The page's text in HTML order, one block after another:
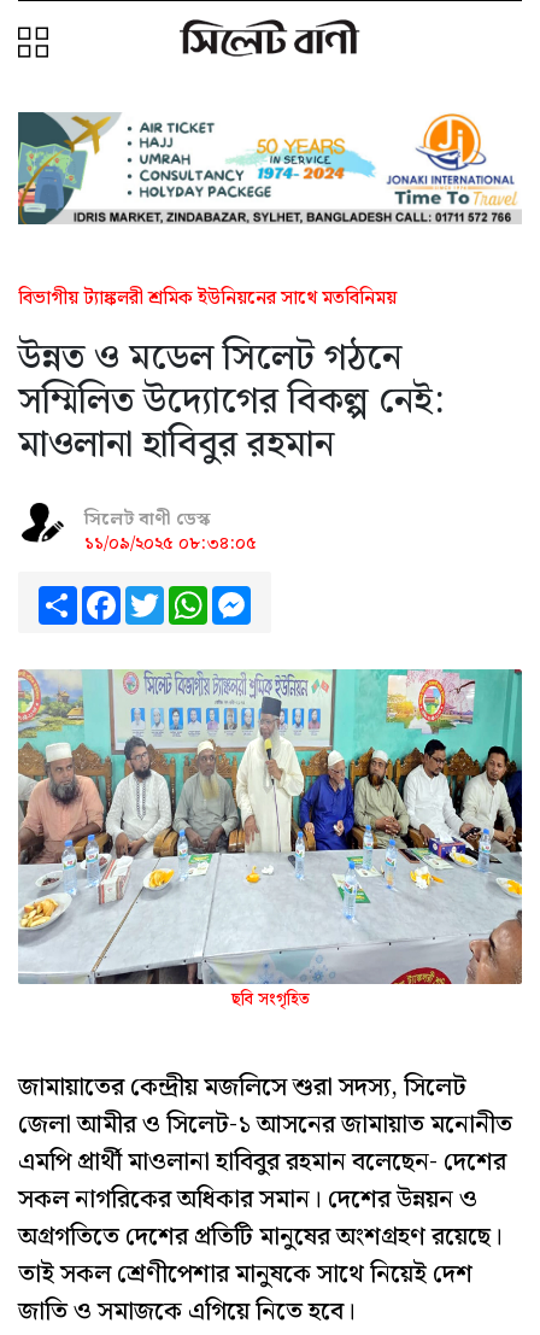
বিভাগীয় ট্যাঙ্কলরী শ্রমিক ইউনিয়নের সাথে মতবিনিময়
উন্নত ও মডেল সিলেট গঠনে
সম্মিলিত উদ্যোগের বিকল্প নেই:
মাওলানা হাবিবুর রহমান
সিলেট বাণী ডেস্ক
১১/০৯/২০২৫ ০৮:৩৪:০৫
ShareFacebook
TwitterWhatsApp
ছবি সংগৃহিত
জামায়াতের কেন্দ্রীয় মজলিসে শুরা সদস্য, সিলেট
জেলা আমীর ও সিলেট-১ আসনের জামায়াত মনোনীত
এমপি প্রার্থী মাওলানা হাবিবুর রহমান বলেছেন- দেশের
সকল নাগরিকের অধিকার সমান। দেশের উন্নয়ন ও
অগ্রগতিতে দেশের প্রতিটি মানুষের অংশগ্রহণ রয়েছে।
তাই সকল শ্রেণীপেশার মানুষকে সাথে নিয়েই দেশ
জাতি ও সমাজকে এগিয়ে নিতে হবে।